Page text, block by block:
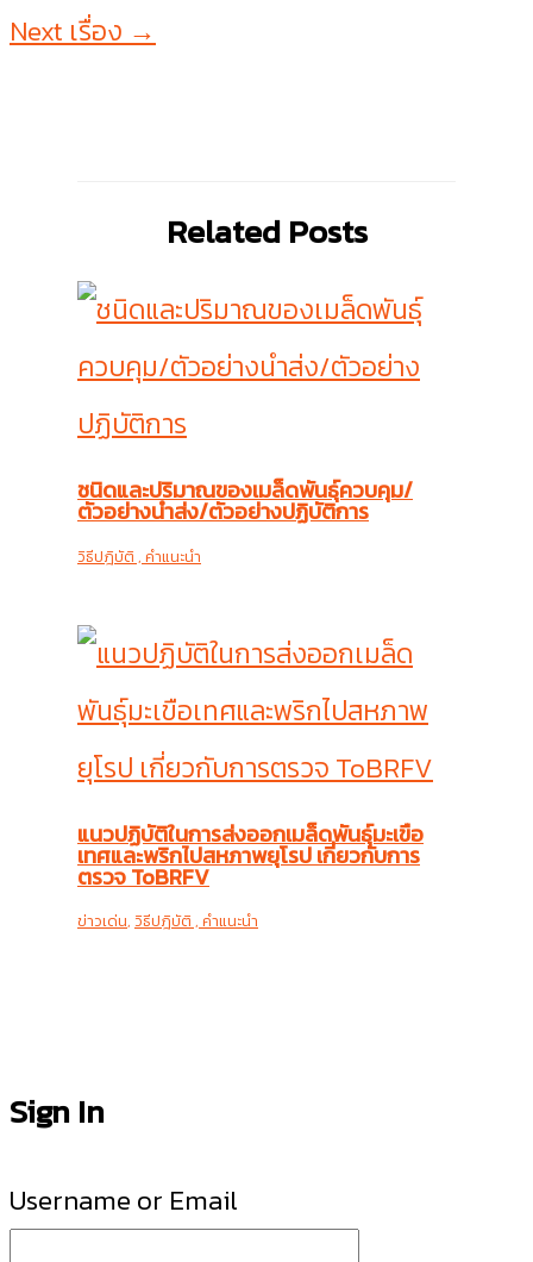
Next เรื่อง →
Related Posts
ชนิดและปริมาณของเมล็ดพันธุ์ควบคุม/
ตัวอย่างนำส่ง/ตัวอย่างปฏิบัติการ
วิธีปฎิบัติ , คำแนะนำ
แนวปฏิบัติในการส่งออกเมล็ดพันธุ์มะเขือ
เทศและพริกไปสหภาพยุโรป เกี่ยวกับการ
ตรวจ ToBRFV
ข่าวเด่น, วิธีปฎิบัติ , คำแนะนำ
Sign In
Username or Email